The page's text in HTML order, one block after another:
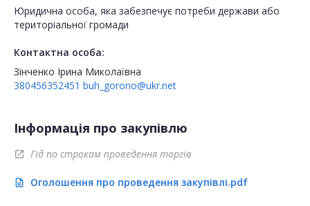
Юридична особа, яка забезпечує потреби держави або
територіальної громади
Контактна особа:
Зінченко Ірина Миколаївна
380456352451 buh_gorono@ukr.net
Інформація про закупівлю
open_in_new Гід по строкам проведення торгів
description Оголошення про проведення закупівлі.pdf